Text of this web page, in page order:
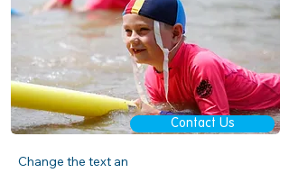
Contact Us
Change the text an